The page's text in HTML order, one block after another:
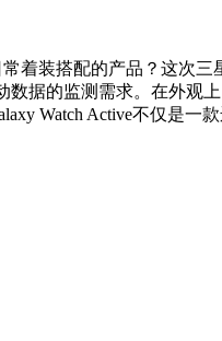
装搭配的产品？这次三
据的监测需求。在外观上
Watch Active不仅是一